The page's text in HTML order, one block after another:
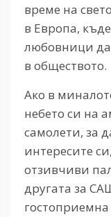
време на
в Европа,
любовници да
в обществото.
Ако в
небето си на
самолети, за
интересите
отзивчиви
другата за